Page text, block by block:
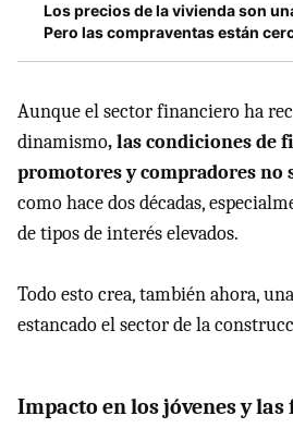
Los precios de la vivienda son
Pero las compraventas están
Aunque el sector financiero ha
dinamismo, las condiciones de
promotores y compradores no
como hace dos décadas,
de tipos de interés elevados.
Todo esto crea, también ahora,
estancado el sector de la
Impacto en los jóvenes y